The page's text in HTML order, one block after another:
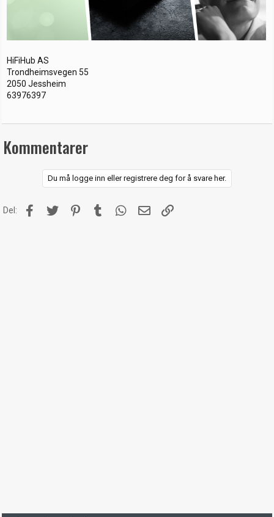
HiFiHub AS
Trondheimsvegen 55
2050 Jessheim
63976397
Kommentarer
Du må logge inn eller registrere deg for å svare her.
Del: Facebook
Twitter PinterestTumblr WhatsApp
E-postLink